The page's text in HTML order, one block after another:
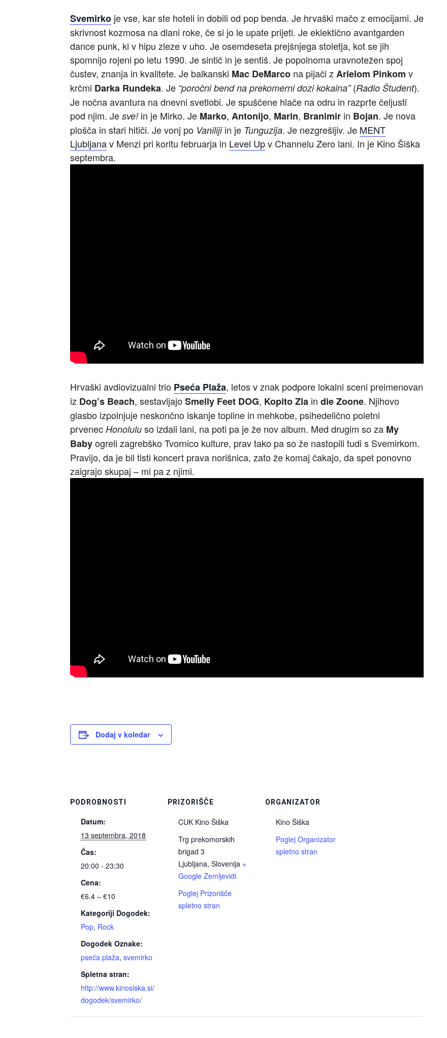
Svemirko je vse, kar ste hoteli in dobili od pop benda. Je hrvaški mačo z emocijami. Je
skrivnost kozmosa na dlani roke, če si jo le upate prijeti. Je eklektično avantgarden
dance punk, ki v hipu zleze v uho. Je osemdeseta prejšnjega stoletja, kot se jih
spomnijo rojeni po letu 1990. Je sintič in je sentiš. Je popolnoma uravnotežen spoj
čustev, znanja in kvalitete. Je balkanski Mac DeMarco na pijači z Arielom Pinkom v
krčmi Darka Rundeka. Je “poročni bend na prekomerni dozi kokaina”(Radio Študent).
Je nočna avantura na dnevni svetlobi. Je spuščene hlače na odru in razprte čeljusti
pod njim. Je sve! in je Mirko. Je Marko, Antonijo, Marin, Branimir in Bojan. Je nova
plošča in stari hitiči. Je vonj po Vanilijiin je Tunguzija. Je nezgrešljiv. Je MENT
Ljubljanav Menzi pri koritu februarja in Level Upv Channelu Zero lani. In je Kino Šiška
septembra.
Hrvaški avdiovizualni trio Pseća Plaža, letos v znak podpore lokalni sceni preimenovan
iz Dog’s Beach, sestavljajoSmelly Feet DOG, Kopito Zla in die Zoone. Njihovo
glasbo izpolnjuje neskončno iskanje topline in mehkobe, psihedelično poletni
prvenec Honolulu so izdali lani, na poti pa je že nov album. Med drugim so za My
Babyogreli zagrebško Tvornico kulture, prav tako pa so že nastopili tudi s Svemirkom.
Pravijo, da je bil tisti koncert prava norišnica, zato že komaj čakajo, da spet ponovno
zaigrajo skupaj – mi pa z njimi.
Dodaj v koledar
PODROBNOSTI
Datum:
13 septembra, 2018
Čas:
20:00 - 23:30
Cena:
€6.4 – €10
Kategoriji Dogodek:
Pop, Rock
Dogodek Oznake:
pseća plaža, svemirko
Spletna stran:
http://www.kinosiska.si/
dogodek/svemirko/
PRIZORIŠČE
CUK Kino Šiška
Trg prekomorskih
brigad 3
Ljubljana, Slovenija +
Google Zemljevidi
Poglej Prizorišče
spletno stran
ORGANIZATOR
Kino Šiška
Poglej Organizator
spletno stran